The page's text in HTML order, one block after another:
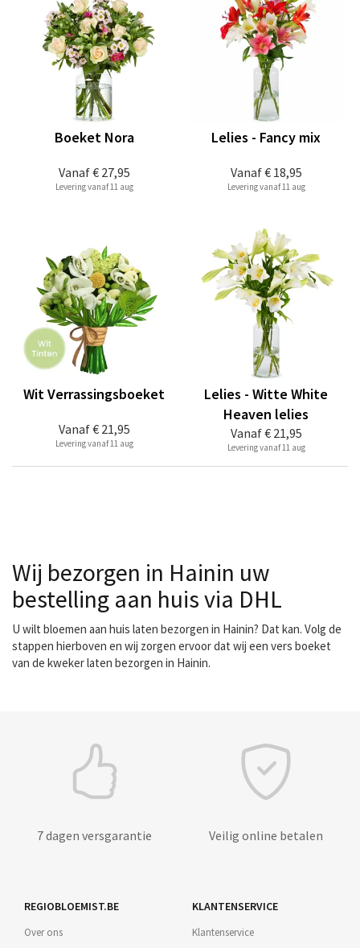
Vanaf€ 27,95
Boeket Nora
Levering vanaf 11 aug
Vanaf€ 18,95
Lelies - Fancy mix
Levering vanaf 11 aug
Vanaf€ 21,95
Wit Verrassingsboeket
Levering vanaf 11 aug
Vanaf€ 21,95
Lelies - Witte White
Heaven lelies
Levering vanaf 11 aug
Wij bezorgen in Hainin uw
bestelling aan huis via DHL
U wilt bloemen aan huis laten bezorgen in Hainin? Dat kan. Volg de
stappen hierboven en wij zorgen ervoor dat wij een vers boeket
van de kweker laten bezorgen in Hainin.
7 dagen versgarantie Veilig online betalen
REGIOBLOEMIST.BE
Over ons
KLANTENSERVICE
Klantenservice